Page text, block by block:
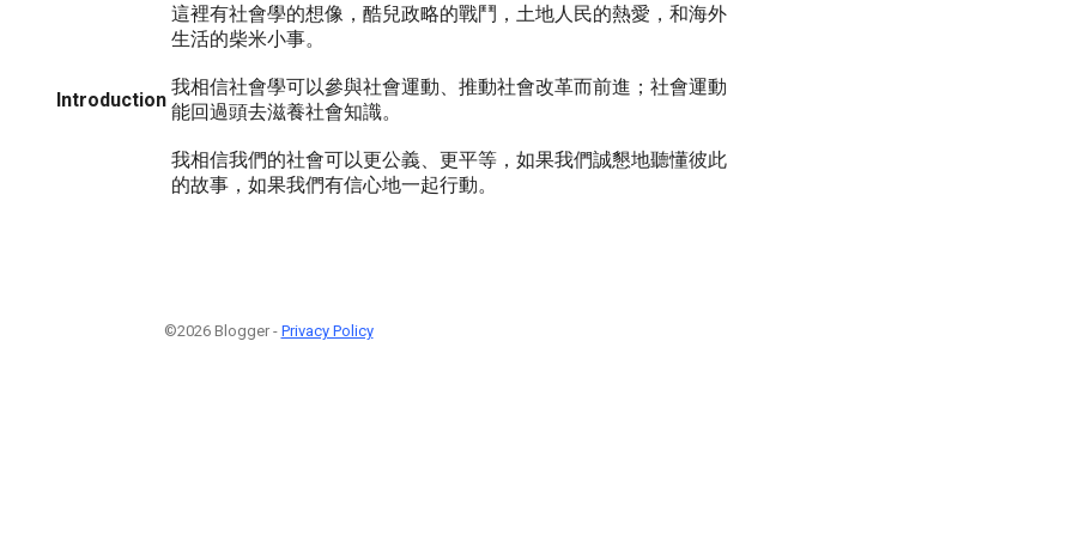
Introduction
這裡有社會學的想像，酷兒政略的戰鬥，土地人民的熱愛，和海外
生活的柴米小事。
我相信社會學可以參與社會運動、推動社會改革而前進；社會運動
能回過頭去滋養社會知識。
我相信我們的社會可以更公義、更平等，如果我們誠懇地聽懂彼此
的故事，如果我們有信心地一起行動。
©2026 Blogger - Privacy Policy